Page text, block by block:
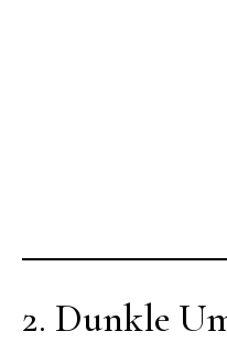
2. Dunkle